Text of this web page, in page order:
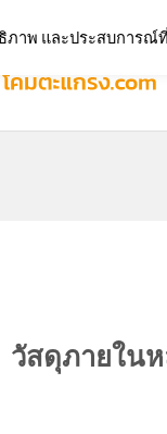
วัสดุภายในห
ภาพ และประสบการ